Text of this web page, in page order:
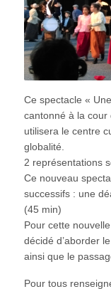
Ce spectacle «
cantonné à la cour
utilisera le centre
globalité.
2 représentations
Ce nouveau
successifs : une
(45 min)
Pour cette
décidé d’aborder
ainsi que le
Pour tous